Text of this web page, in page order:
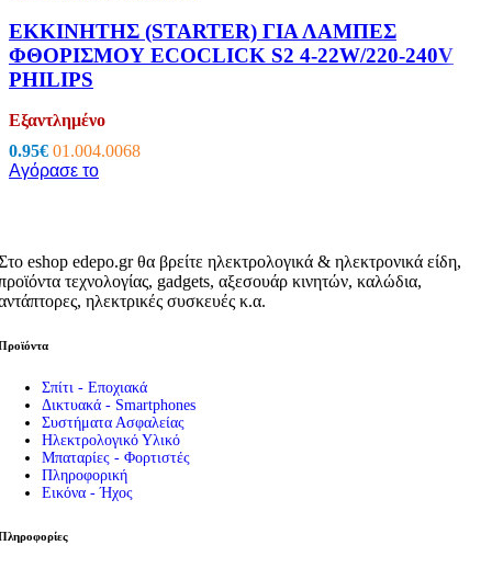
ΕΚΚΙΝΗΤΗΣ (STARTER) ΓΙΑ ΛΑΜΠΕΣ
ΦΘΟΡΙΣΜΟΥ ECOCLICK S2 4-22W/220-240V
PHILIPS
Εξαντλημένο
0.95€ 01.004.0068
Αγόρασε το
eshop edepo.gr θα βρείτε ηλεκτρολογικά & ηλεκτρονικά είδη,
τεχνολογίας, gadgets, αξεσουάρ κινητών, καλώδια,
ηλεκτρικές συσκευές κ.α.
Σπίτι - Εποχιακά
Δικτυακά - Smartphones
Συστήματα Ασφαλείας
Ηλεκτρολογικό Υλικό
Μπαταρίες - Φορτιστές
Πληροφορική
Εικόνα - Ήχος